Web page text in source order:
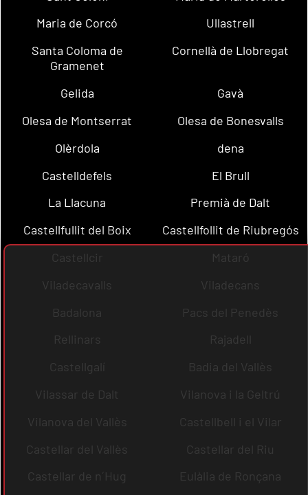
Maria de Corcó
Ullastrell
Santa Coloma de
Gramenet
Cornellà de Llobregat
Gelida
Gavà
Olesa de Montserrat
Olesa de Bonesvalls
Olèrdola
dena
Castelldefels
El Brull
La Llacuna
Premià de Dalt
Castellfullit del Boix
Castellfollit de Riubregós
Castellcir
Mataró
Viladecavalls
Viladecans
Badalona
Pacs del Penedès
Rellinars
Rajadell
Castellgalí
Badia del Vallès
Vilassar de Dalt
Vilanova i la Geltrú
Vilanova del Vallès
Castellbell i el Vilar
Castellar del Vallès
Castellar del Riu
Castellar de n´Hug
Eulàlia de Ronçana